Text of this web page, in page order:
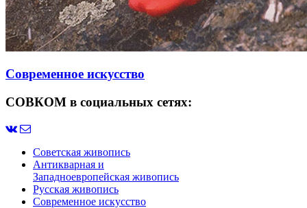
Современное искусство
СОВКОМ в социальных сетях:
Советская живопись
Антикварная и
Западноевропейская живопись
Русская живопись
Современное искусство